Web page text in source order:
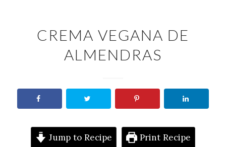
CREMA VEGANA DE
ALMENDRAS
Jump to Recipe Print Recipe